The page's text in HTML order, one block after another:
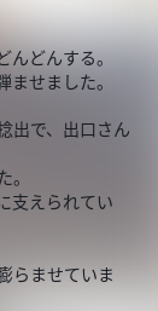
んどんする。
せました。
出で、出口さん
支えられてい
らませていま